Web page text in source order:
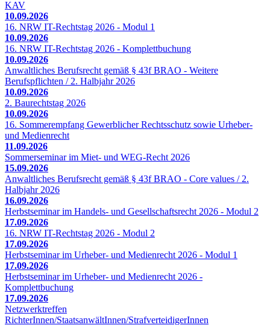
KAV
10.09.2026
16. NRW IT-Rechtstag 2026 - Modul 1
10.09.2026
16. NRW IT-Rechtstag 2026 - Komplettbuchung
10.09.2026
Anwaltliches Berufsrecht gemäß § 43f BRAO - Weitere
Berufspflichten / 2. Halbjahr 2026
10.09.2026
2. Baurechtstag 2026
10.09.2026
16. Sommerempfang Gewerblicher Rechtsschutz sowie Urheber-
und Medienrecht
11.09.2026
Sommerseminar im Miet- und WEG-Recht 2026
15.09.2026
Anwaltliches Berufsrecht gemäß § 43f BRAO - Core values / 2.
Halbjahr 2026
16.09.2026
Herbstseminar im Handels- und Gesellschaftsrecht 2026 - Modul 2
17.09.2026
16. NRW IT-Rechtstag 2026 - Modul 2
17.09.2026
Herbstseminar im Urheber- und Medienrecht 2026 - Modul 1
17.09.2026
Herbstseminar im Urheber- und Medienrecht 2026 -
Komplettbuchung
17.09.2026
Netzwerktreffen
RichterInnen/StaatsanwältInnen/StrafverteidigerInnen